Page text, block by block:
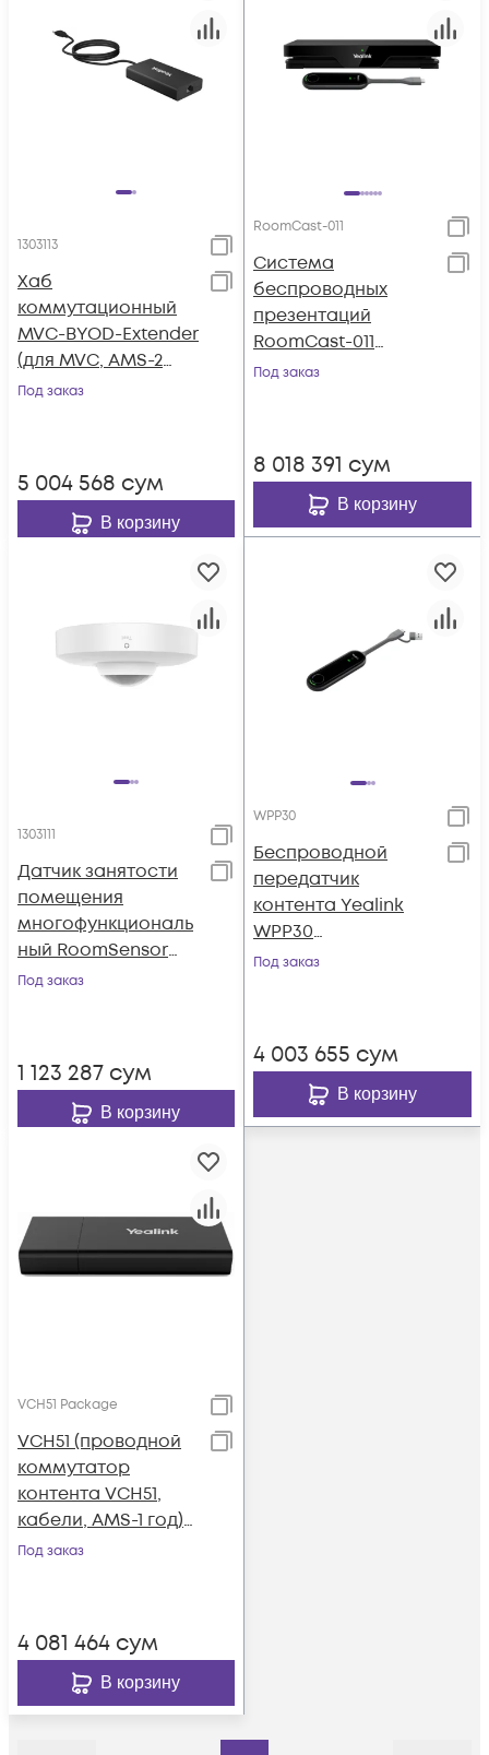
1303113
Хаб
коммутационный
MVC-BYOD-Extender
(для MVC, AMS-2
года)
Под заказ
5 004 568 сум
В корзину
RoomCast-011
Система
беспроводных
презентаций
RoomCast-011
(RoomCast, WPP30,
Под заказ
8 018 391 сум
В корзину
1303111
Датчик занятости
помещения
многофункциональ
ный RoomSensor
(AMS - 2 года)
Под заказ
1 123 287 сум
В корзину
WPP30
Беспроводной
передатчик
контента Yealink
WPP30
(беспроводной
Yealink, AMS-2 года)
Под заказ
4 003 655 сум
В корзину
VCH51 Package
VCH51 (проводной
коммутатор
контента VCH51,
кабели, AMS-1 год)
для
Под заказ
4 081 464 сум
В корзину